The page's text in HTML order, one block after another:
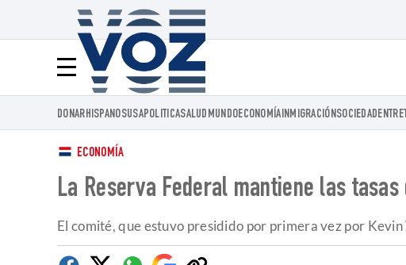
Menú
Voz.us
DONARHISPANOSUSAPOLITICASALUD MUNDOECONOMÍAINMIGRACIÓNSOCIEDAD
ECONOMÍA
La Reserva Federal mantiene las
El comité, que estuvo presidido por primera vez por